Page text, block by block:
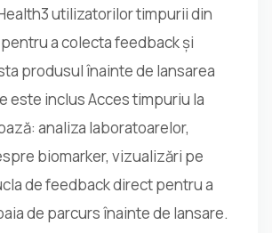
utilizatorilor timpurii din
a colecta feedback și
produsul înainte de lansarea
este inclus Acces timpuriu la
analiza laboratoarelor,
biomarker, vizualizări pe
de feedback direct pentru a
de parcurs înainte de lansare.